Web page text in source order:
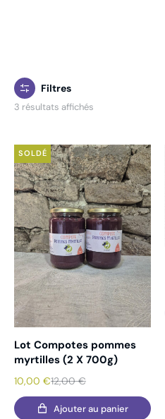
Filtres
3 résultats affichés
SOLDÉ
Lot Compotes pommes
myrtilles (2 X 700g)
12,00€
10,00 €
Ajouter au panier